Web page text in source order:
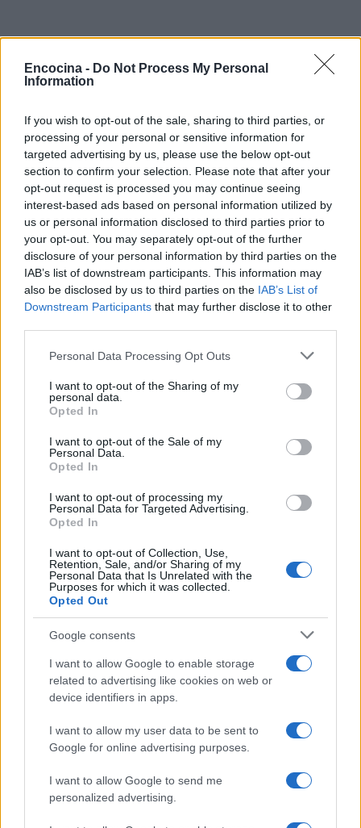
Encocina - Do Not Process My Personal
Information
If you wish to opt-out of the sale, sharing to third parties, or
processing of your personal or sensitive information for
targeted advertising by us, please use the below opt-out
section to confirm your selection. Please note that after your
opt-out request is processed you may continue seeing
interest-based ads based on personal information utilized by
us or personal information disclosed to third parties prior to
your opt-out. You may separately opt-out of the further
disclosure of your personal information by third parties on the
IAB’s list of downstream participants. This information may
also be disclosed by us to third parties on the IAB’s List of
Downstream Participants that may further disclose it to other
Please note that this website/app uses one or more Google
not limited to your visit or usage behaviour. You may click to
grant or deny consent to Google and its third-party tags to
use your data for below specified purposes in below Google
consent section.
Personal Data Processing Opt Outs
I want to opt-out of the Sharing of my
personal data.
Opted In
I want to opt-out of the Sale of my
Personal Data.
Opted In
I want to opt-out of processing my
Personal Data for Targeted Advertising.
Opted In
I want to opt-out of Collection, Use,
Retention, Sale, and/or Sharing of my
Personal Data that Is Unrelated with the
Purposes for which it was collected.
Opted Out
Google consents
I want to allow Google to enable storage
related to advertising like cookies on web or
device identifiers in apps.
I want to allow my user data to be sent to
Google for online advertising purposes.
I want to allow Google to send me
personalized advertising.
APERITIVOS Y TAPAS
Ideas creativas de tapas para acompañar vermut y
Andrés Navarro · 6 Ago 2026
Festivales de gorditas, mole y cocina tradicional en
Morelia: una explosión de sabores
María Vázquez · 5 Ago 2026
RECETAS